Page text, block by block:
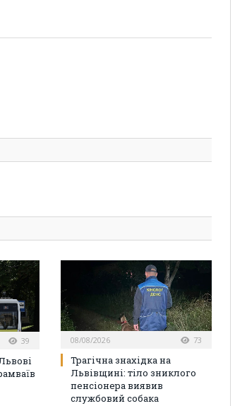
39 08/08/2026 73
Трагічна знахідка на
Львівщині: тіло зниклого
пенсіонера виявив
службовий собака